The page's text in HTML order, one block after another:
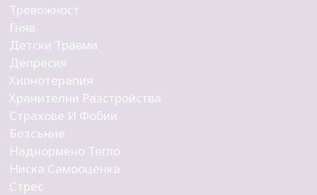
Тревожност
Гняв
Детски Травми
Депресия
Хипнотерапия
Хранителни Разстройства
Страхове И Фобии
Безсъние
Наднормено Тегло
Ниска Самооценка
Стрес